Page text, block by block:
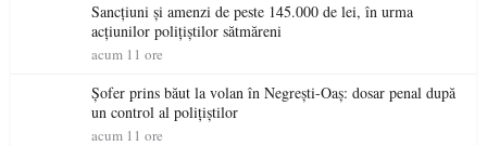
Sancțiuni și amenzi de peste 145.000 de lei, în urma
acțiunilor polițiștilor sătmăreni
acum 11 ore
Șofer prins băut la volan în Negrești-Oaș: dosar penal după
un control al polițiștilor
acum 11 ore